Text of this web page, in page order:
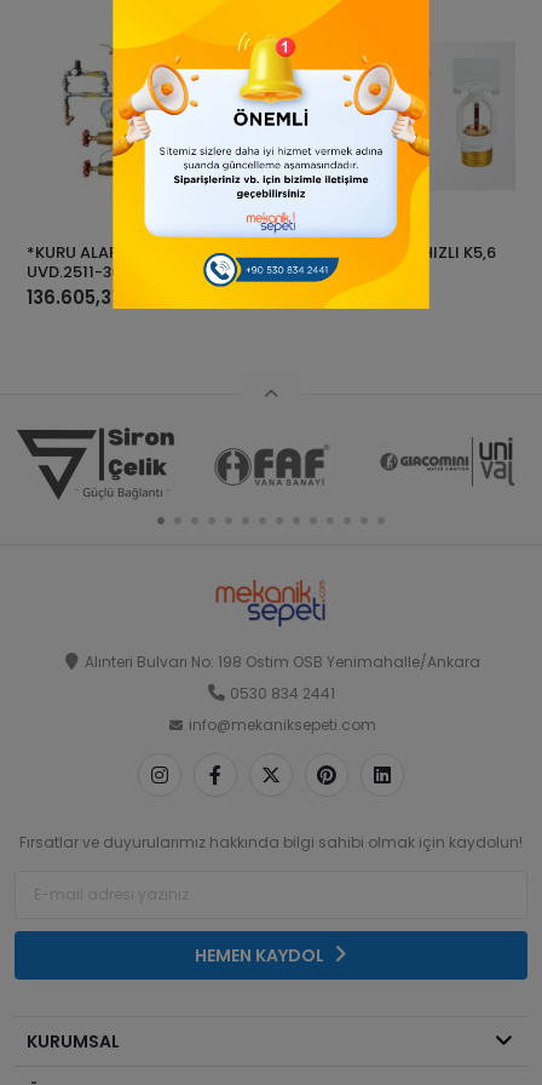
*KURU ALARM VANASI
UVD.2511-300PSI DN100
136.605,37
UPRİGHT SPRİNK HIZLI K5,6
68C PRÇ1/2
321,37
Alınteri Bulvarı No: 198 Ostim OSB Yenimahalle/Ankara
0530 834 2441
info@mekaniksepeti.com
Fırsatlar ve duyurularımız hakkında bilgi sahibi olmak için kaydolun!
HEMEN KAYDOL
KURUMSAL